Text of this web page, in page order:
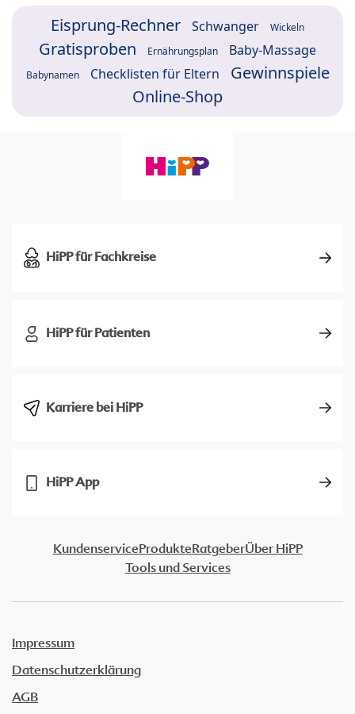
Eisprung-Rechner Schwanger Wickeln
Gratisproben Ernährungsplan Baby-Massage
Babynamen Checklisten für Eltern
Gewinnspiele
Online-Shop
HiPP für Fachkreise
HiPP für Patienten
Karriere bei HiPP
HiPP App
KundenserviceProdukteRatgeberÜber HiPP
Tools und Services
Impressum
Datenschutzerklärung
AGB